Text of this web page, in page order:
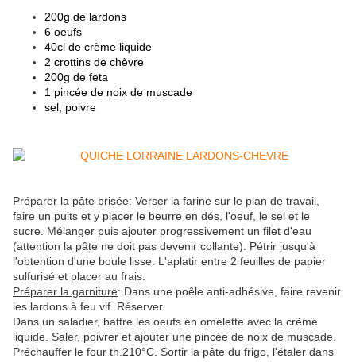
200g de lardons
6 oeufs
40cl de crème liquide
2 crottins de chèvre
200g de feta
1 pincée de noix de muscade
sel, poivre
Préparer la pâte brisée: Verser la farine sur le plan de travail,
faire un puits et y placer le beurre en dés, l'oeuf, le sel et le
sucre. Mélanger puis ajouter progressivement un filet d'eau
(attention la pâte ne doit pas devenir collante). Pétrir jusqu'à
l'obtention d'une boule lisse. L'aplatir entre 2 feuilles de papier
sulfurisé et placer au frais.
Préparer la garniture: Dans une poêle anti-adhésive, faire revenir
les lardons à feu vif. Réserver.
Dans un saladier, battre les oeufs en omelette avec la crème
liquide. Saler, poivrer et ajouter une pincée de noix de muscade.
Préchauffer le four th.210°C. Sortir la pâte du frigo, l'étaler dans